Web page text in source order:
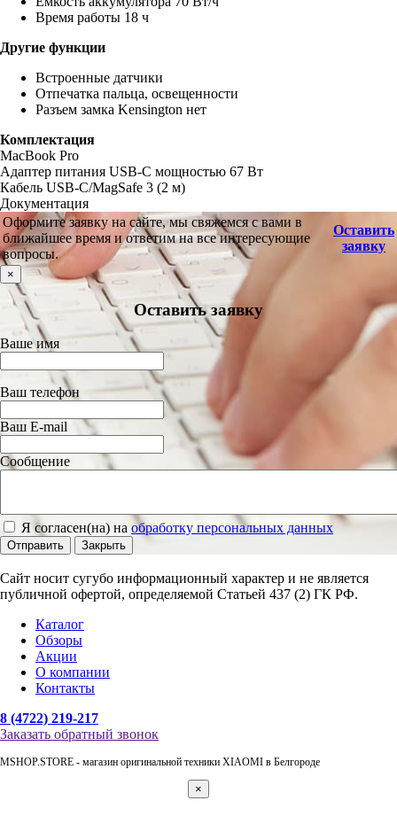
Время работы 18 ч
Другие функции
Встроенные датчики
Отпечатка пальца, освещенности
Разъем замка Kensington нет
Комплектация
MacBook Pro
Адаптер питания USB‑C мощностью 67 Вт
Кабель USB‑C/MagSafe 3 (2 м)
Документация
Оформите заявку на сайте, мы свяжемся с вами в
ближайшее время и ответим на все интересующие
вопросы.
Оставить
заявку
×
Оставить заявку
Ваше имя
Ваш телефон
Ваш E-mail
Сообщение
Я согласен(на) на обработку персональных данных
Отправить Закрыть
Сайт носит сугубо информационный характер и не является
публичной офертой, определяемой Статьей 437 (2) ГК РФ.
Каталог
Обзоры
Акции
О компании
Контакты
8 (4722) 219-217
Заказать обратный звонок
MSHOP.STORE - магазин оригинальной техники XIAOMI в Белгороде
×